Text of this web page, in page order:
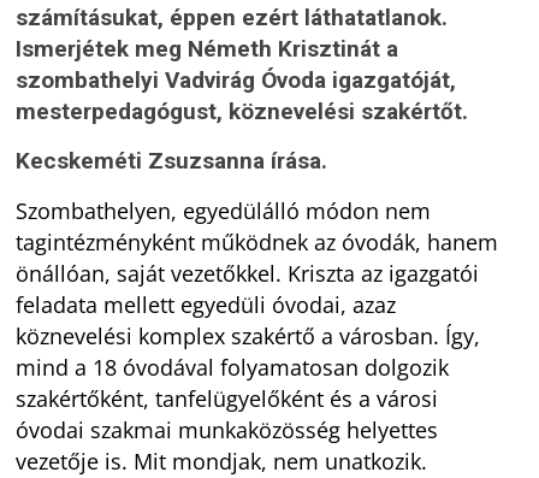
számításukat, éppen ezért láthatatlanok.
Ismerjétek meg Németh Krisztinát a
szombathelyi Vadvirág Óvoda igazgatóját,
mesterpedagógust, köznevelési szakértőt.
Kecskeméti Zsuzsanna írása.
Szombathelyen, egyedülálló módon nem
tagintézményként működnek az óvodák, hanem
önállóan, saját vezetőkkel. Kriszta az igazgatói
feladata mellett egyedüli óvodai, azaz
köznevelési komplex szakértő a városban. Így,
mind a 18 óvodával folyamatosan dolgozik
szakértőként, tanfelügyelőként és a városi
óvodai szakmai munkaközösség helyettes
vezetője is. Mit mondjak, nem unatkozik.